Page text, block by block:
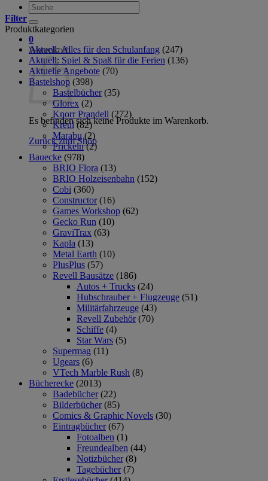
Suche
nach:
0
Warenkorb
Es befinden sich keine Produkte im Warenkorb.
Zurück zum Shop
Filter
Produktkategorien
Aktuell: Alles für den Schulanfang (247)
Aktuell: Spiel & Spaß für die Ferien (136)
Aktuelle Angebote (70)
Bastelshop (398)
Bastelbücher (35)
Glorex (2)
Knorr Prandell (272)
Kreul (82)
Marabu (2)
Prickeln (2)
Bauecke (978)
BRIO Flora (13)
BRIO Holzeisenbahn (152)
Cobi (360)
Constructor (16)
Games Workshop (62)
Gecko Run (10)
GraviTrax (63)
Kapla (13)
Metal Earth (10)
PlusPlus (57)
Revell Bausätze (186)
Autos + Trucks (24)
Hubschrauber + Flugzeuge (51)
Militärfahrzeuge (43)
Revell Zubehör (70)
Schiffe (4)
Star Wars (5)
Supermag (11)
Ugears (6)
VTech Marble Rush (8)
Bücherecke (2013)
Badebücher (22)
Bilderbücher (85)
Comics & Graphic Novels (30)
Eintragbücher (67)
Fotoalben (1)
Freundealben (44)
Notizbücher (8)
Tagebücher (7)